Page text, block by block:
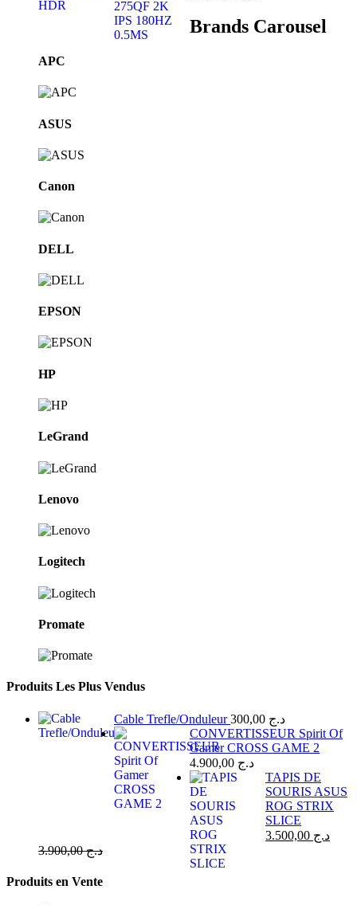
Brands Carousel
APC
ASUS
Canon
DELL
EPSON
HP
LeGrand
Lenovo
Logitech
Promate
Produits Les Plus Vendus
Cable Trefle/Onduleur د.ج
CONVERTISSEUR Spirit Of
Gamer CROSS GAME 2
د.ج
TAPIS DE
SOURIS ASUS
ROG STRIX
SLICE
د.ج
د.ج3.900,00
Produits en Vente